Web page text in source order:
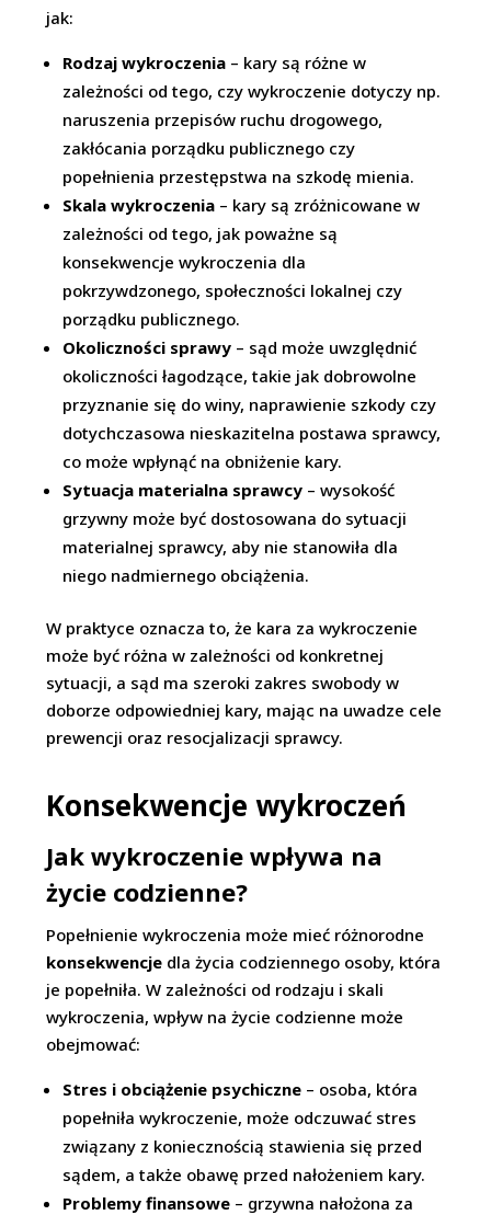
jak:
Rodzaj wykroczenia – kary są różne w
zależności od tego, czy wykroczenie dotyczy np.
naruszenia przepisów ruchu drogowego,
zakłócania porządku publicznego czy
popełnienia przestępstwa na szkodę mienia.
Skala wykroczenia – kary są zróżnicowane w
zależności od tego, jak poważne są
konsekwencje wykroczenia dla
pokrzywdzonego, społeczności lokalnej czy
porządku publicznego.
Okoliczności sprawy – sąd może uwzględnić
okoliczności łagodzące, takie jak dobrowolne
przyznanie się do winy, naprawienie szkody czy
dotychczasowa nieskazitelna postawa sprawcy,
co może wpłynąć na obniżenie kary.
Sytuacja materialna sprawcy – wysokość
grzywny może być dostosowana do sytuacji
materialnej sprawcy, aby nie stanowiła dla
niego nadmiernego obciążenia.
W praktyce oznacza to, że kara za wykroczenie
może być różna w zależności od konkretnej
sytuacji, a sąd ma szeroki zakres swobody w
doborze odpowiedniej kary, mając na uwadze cele
prewencji oraz resocjalizacji sprawcy.
Konsekwencje wykroczeń
Jak wykroczenie wpływa na
życie codzienne?
Popełnienie wykroczenia może mieć różnorodne
konsekwencje dla życia codziennego osoby, która
je popełniła. W zależności od rodzaju i skali
wykroczenia, wpływ na życie codzienne może
obejmować:
Stres i obciążenie psychiczne – osoba, która
popełniła wykroczenie, może odczuwać stres
związany z koniecznością stawienia się przed
sądem, a także obawę przed nałożeniem kary.
Problemy finansowe – grzywna nałożona za